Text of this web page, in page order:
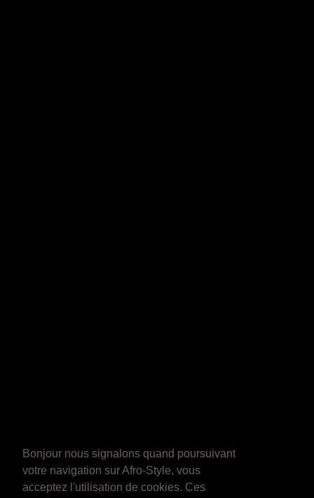
Bonjour nous signalons quand poursuivant
votre navigation sur Afro-Style, vous
acceptez l'utilisation de cookies. Ces